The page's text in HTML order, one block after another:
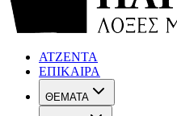
ΑΤΖΕΝΤΑ
ΕΠΙΚΑΙΡΑ
ΘΕΜΑΤΑ